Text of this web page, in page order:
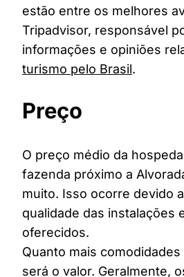
estão entre os melhores
Tripadvisor, responsável
informações e opiniões
turismo pelo Brasil.
Preço
O preço médio da
fazenda próximo a
muito. Isso ocorre devido
qualidade das instalações
oferecidos.
Quanto mais
será o valor. Geralmente,